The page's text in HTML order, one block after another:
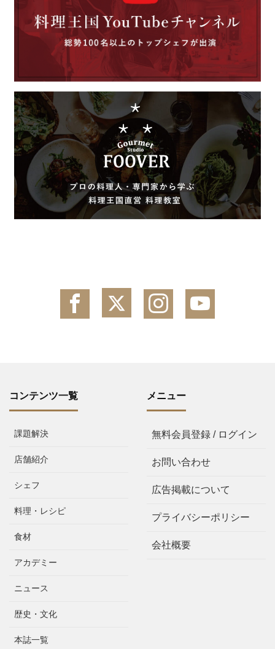
コンテンツ一覧
課題解決
店舗紹介
シェフ
料理・レシピ
食材
アカデミー
ニュース
歴史・文化
本誌一覧
メニュー
無料会員登録 / ログイン
お問い合わせ
広告掲載について
プライバシーポリシー
会社概要